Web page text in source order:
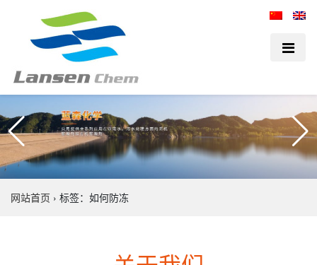
网站首页 › 标签：如何防冻